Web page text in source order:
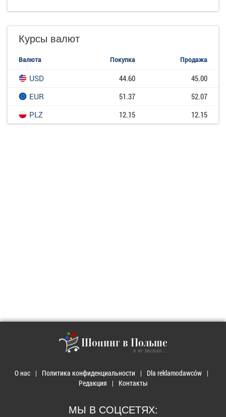
Курсы валют
Валюта Покупка Продажа
USD 44.60
45.00
EUR
51.37
52.07
PLZ
12.15 12.15
Шопинг в Польше
и не только ...
О нас Политика конфиденциальности
Dla reklamodawców
Редакция
Контакты
МЫ В СОЦСЕТЯХ: